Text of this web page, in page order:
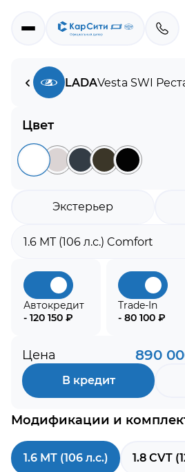
LADAVesta SWI
Цвет
Экстерьер
Автокредит
- 120 150 ₽
Trade-In
- 80 100 ₽
Цена 890
В кредит
Модификации и
1.6 MT (106 л.с.) 1.8 CVT